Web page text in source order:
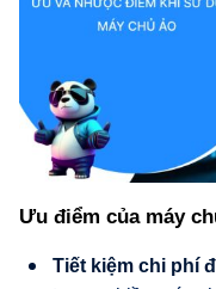
Ưu điểm của máy
Tiết kiệm chi phí